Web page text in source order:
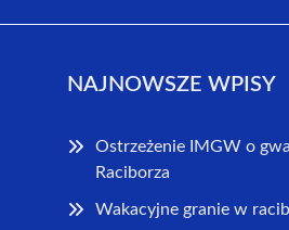
NAJNOWSZE WPISY
Ostrzeżenie IMGW o
Raciborza
Wakacyjne granie w